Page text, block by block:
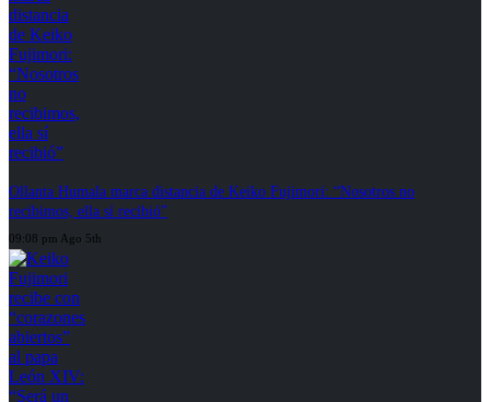
Ollanta Humala marca distancia de Keiko Fujimori: “Nosotros no
recibimos, ella sí recibió”
09:08 pm Ago 5th